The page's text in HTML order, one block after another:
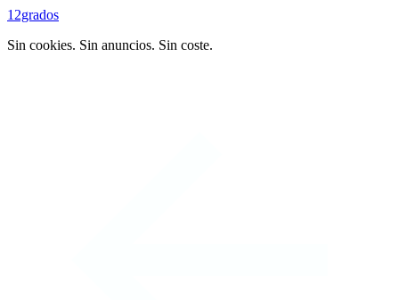
12grados
Sin cookies. Sin anuncios. Sin coste.